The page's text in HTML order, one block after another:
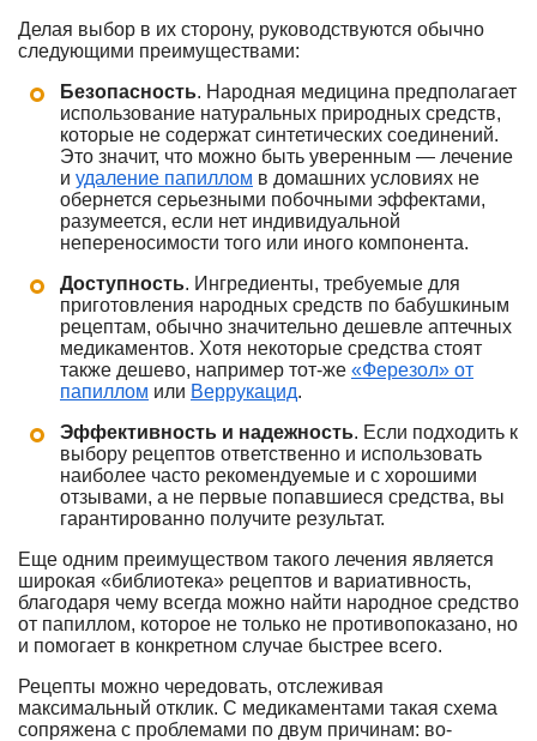
Делая выбор в их сторону, руководствуются обычно
следующими преимуществами:
Безопасность. Народная медицина предполагает
использование натуральных природных средств,
которые не содержат синтетических соединений.
Это значит, что можно быть уверенным — лечение
и удаление папиллом в домашних условиях не
обернется серьезными побочными эффектами,
разумеется, если нет индивидуальной
непереносимости того или иного компонента.
Доступность. Ингредиенты, требуемые для
приготовления народных средств по бабушкиным
рецептам, обычно значительно дешевле аптечных
медикаментов. Хотя некоторые средства стоят
также дешево, например тот-же «Ферезол» от
папиллом или Веррукацид.
Эффективность и надежность. Если подходить к
выбору рецептов ответственно и использовать
наиболее часто рекомендуемые и с хорошими
отзывами, а не первые попавшиеся средства, вы
гарантированно получите результат.
Еще одним преимуществом такого лечения является
широкая «библиотека» рецептов и вариативность,
благодаря чему всегда можно найти народное средство
от папиллом, которое не только не противопоказано, но
и помогает в конкретном случае быстрее всего.
Рецепты можно чередовать, отслеживая
максимальный отклик. С медикаментами такая схема
сопряжена с проблемами по двум причинам: во-